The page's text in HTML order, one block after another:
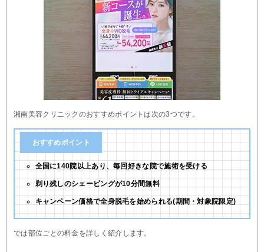
湘南美容クリニックのおすすめポイントは次の3つです。
おすすめポイント
全国に140院以上あり、毎回好きな院で施術を受ける
剃り残しのシェービングが10分間無料
キャンペーン価格で全身脱毛を始められる(期間・対象院限定)
では部位ごとの料金を詳しく紹介します。